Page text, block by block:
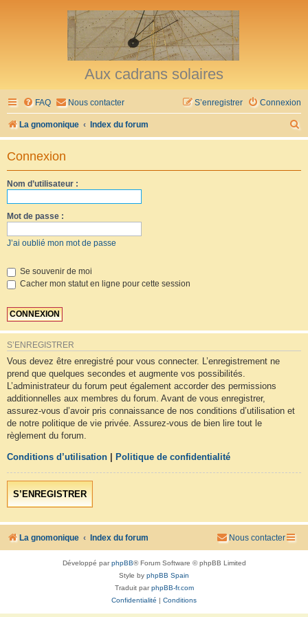
Aux cadrans solaires
FAQ Nous contacter Connexion
S’enregistrer
La gnomonique Index du forum
e
Connexion
Nom d’utilisateur :
Mot de passe :
J’ai oublié mon mot de passe
Se souvenir de moi
Cacher mon statut en ligne pour cette session
S’ENREGISTRER
Vous devez être enregistré pour vous connecter. L’enregistrement ne
prend que quelques secondes et augmente vos possibilités.
L’administrateur du forum peut également accorder des permissions
additionnelles aux membres du forum. Avant de vous enregistrer,
assurez-vous d’avoir pris connaissance de nos conditions d’utilisation et
de notre politique de vie privée. Assurez-vous de bien lire tout le
règlement du forum.
Conditions d’utilisation Politique de confidentialité
S’ENREGISTRER
La gnomonique Index du forum Nous contacter
Développé parphpBB® Forum Software © phpBB Limited
Style by phpBB Spain
Traduit parphpBB-fr.com
Confidentialité
Conditions